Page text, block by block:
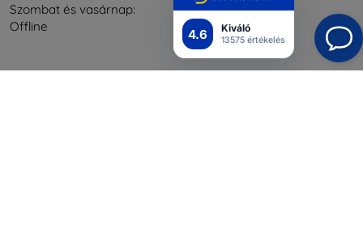
4.6 Kiváló
13575 értékelés
Szombat és vasárnap:
Offline